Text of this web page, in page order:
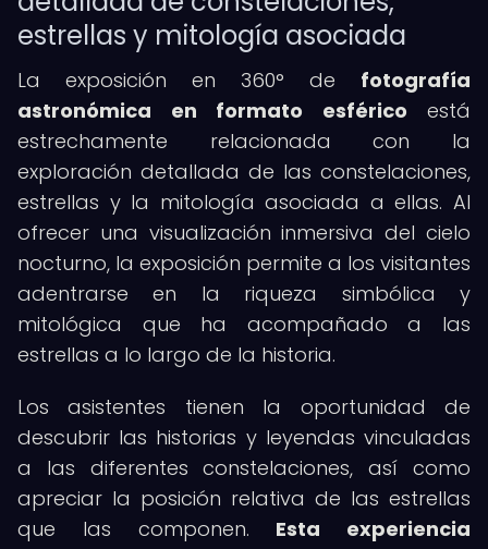
estrellas y mitología asociada
La exposición en 360° de fotografía
astronómica en formato esférico está
estrechamente relacionada con la
exploración detallada de las constelaciones,
estrellas y la mitología asociada a ellas. Al
ofrecer una visualización inmersiva del cielo
nocturno, la exposición permite a los visitantes
adentrarse en la riqueza simbólica y
mitológica que ha acompañado a las
estrellas a lo largo de la historia.
Los asistentes tienen la oportunidad de
descubrir las historias y leyendas vinculadas
a las diferentes constelaciones, así como
apreciar la posición relativa de las estrellas
que las componen. Esta experiencia